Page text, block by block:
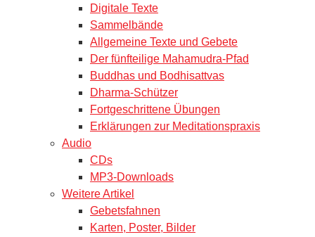
Digitale Texte
Sammelbände
Allgemeine Texte und Gebete
Der fünfteilige Mahamudra-Pfad
Buddhas und Bodhisattvas
Dharma-Schützer
Fortgeschrittene Übungen
Erklärungen zur Meditationspraxis
Audio
CDs
MP3-Downloads
Weitere Artikel
Gebetsfahnen
Karten, Poster, Bilder